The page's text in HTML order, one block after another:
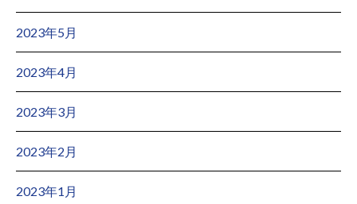
2023年5月
2023年4月
2023年3月
2023年2月
2023年1月